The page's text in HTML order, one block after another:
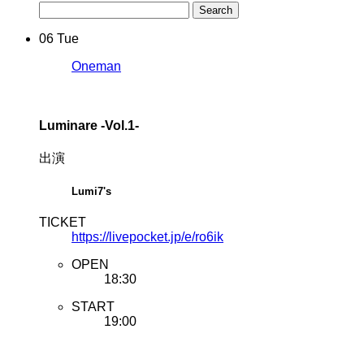
06 Tue
Oneman
Luminare -Vol.1-
出演
Lumi7's
TICKET
https://livepocket.jp/e/ro6ik
OPEN
18:30
START
19:00